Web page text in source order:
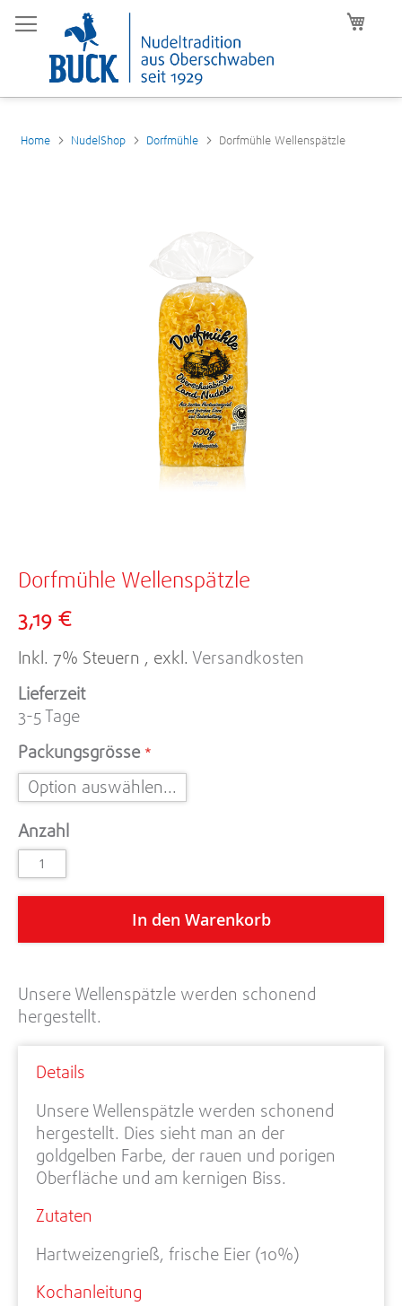
Home NudelShop Dorfmühle Dorfmühle Wellenspätzle
Dorfmühle Wellenspätzle
3,19 €
Inkl. 7% Steuern , exkl. Versandkosten
Lieferzeit
3-5 Tage
Packungsgrösse
Anzahl
In den Warenkorb
Unsere Wellenspätzle werden schonend
hergestellt.
Anfang
Bildergalerie
Details
Unsere Wellenspätzle werden schonend
hergestellt. Dies sieht man an der
goldgelben Farbe, der rauen und porigen
Oberfläche und am kernigen Biss.
Zutaten
Hartweizengrieß, frische Eier (10%)
Kochanleitung